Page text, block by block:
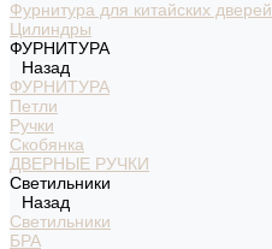
Фурнитура для китайских дверей
Цилиндры
ФУРНИТУРА
Назад
ФУРНИТУРА
Петли
Ручки
Скобянка
ДВЕРНЫЕ РУЧКИ
Светильники
Назад
Светильники
БРА